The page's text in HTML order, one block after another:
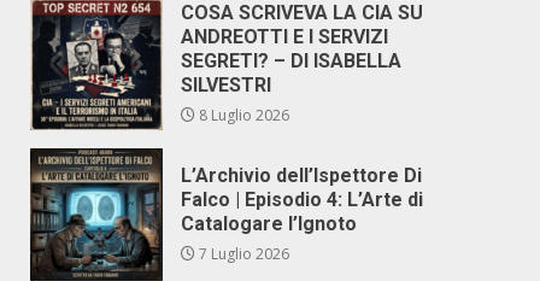
COSA SCRIVEVA LA CIA SU
ANDREOTTI E I SERVIZI
SEGRETI? – DI ISABELLA
SILVESTRI
8 Luglio 2026
L’Archivio dell’Ispettore Di
Falco | Episodio 4: L’Arte di
Catalogare l’Ignoto
7 Luglio 2026